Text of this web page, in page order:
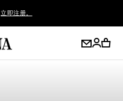
立即注册。